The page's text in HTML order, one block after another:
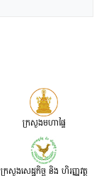
ក្រសួងមហាផ្ទៃ
ក្រសួង​សេដ្ឋកិច្ច និង ហិរញ្ញវត្ថុ